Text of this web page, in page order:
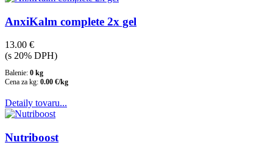
AnxiKalm complete 2x gel
13.00 €
(s 20% DPH)
Balenie: 0 kg
Cena za kg: 0.00 €/kg
Detaily tovaru...
Nutriboost